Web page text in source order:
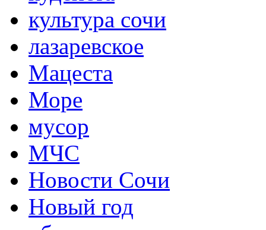
культура сочи
лазаревское
Мацеста
Море
мусор
МЧС
Новости Сочи
Новый год